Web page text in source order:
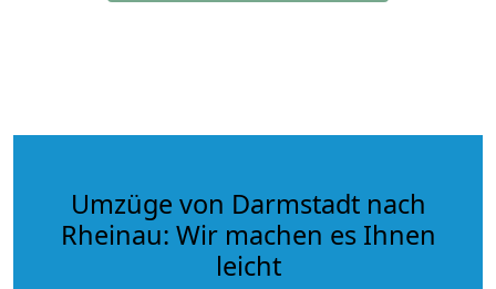
Umzüge von Darmstadt nach
Rheinau: Wir machen es Ihnen
leicht